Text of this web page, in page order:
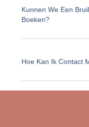
Kunnen We Een
Boeken?
Hoe Kan Ik Contact